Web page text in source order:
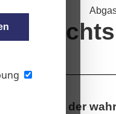
2024 muss der